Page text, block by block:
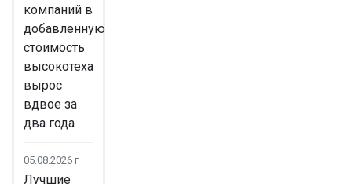
компаний в
добавленную
стоимость
высокотеха
вырос
вдвое за
два года
05.08.2026 г
Лучшие